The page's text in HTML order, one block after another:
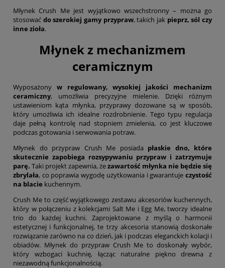
Młynek Crush Me jest wyjątkowo wszechstronny – można go
stosować do szerokiej gamy przypraw, takich jak pieprz, sól czy
inne zioła.
Młynek z mechanizmem
ceramicznym
Wyposażony w regulowany, wysokiej jakości mechanizm
ceramiczny, umożliwia precyzyjne mielenie. Dzięki różnym
ustawieniom kąta młynka, przyprawy dozowane są w sposób,
który umożliwia ich idealne rozdrobnienie. Tego typu regulacja
daje pełną kontrolę nad stopniem zmielenia, co jest kluczowe
podczas gotowania i serwowania potraw.
Młynek do przypraw Crush Me posiada płaskie dno, które
skutecznie zapobiega rozsypywaniu przypraw i zatrzymuje
parę. Taki projekt zapewnia, żezawartość młynka nie będzie się
zbrylała, co poprawia wygodę użytkowania i gwarantuje czystość
na blacie kuchennym.
Crush Me to część wyjątkowego zestawu akcesoriów kuchennych,
który w połączeniu z kolekcjami Salt Me i Egg Me, tworzy idealne
trio do każdej kuchni. Zaprojektowane z myślą o harmonii
estetycznej i funkcjonalnej, te trzy akcesoria stanowią doskonałe
rozwiązanie zarówno na co dzień, jak i podczas eleganckich kolacji i
obiadów. Młynek do przypraw Crush Me to doskonały wybór,
który wzbogaci kuchnię, łącząc naturalne piękno drewna z
niezawodną funkcjonalnością.